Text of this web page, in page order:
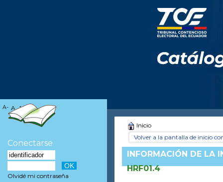
Inicio
Volver a la pantalla de inicio
INFORMACIÓN DE LA
HRF01.4
A- A A+
Conectarse
Olvidé mi contraseña